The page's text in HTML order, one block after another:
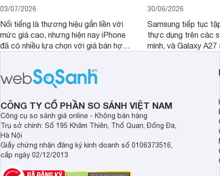
03/07/2026
Nổi tiếng là thương hiệu gắn liền với
mức giá cao, nhưng hiện nay iPhone
đã có nhiều lựa chọn với giá bán hợp
cận sản phẩm chính hãng.
30/06/2026
Samsung tiếp tục
thực dụng trên các
mình, và Galaxy
tới cho người dùng
lượng với nhiều
CÔNG TY CỔ PHẦN SO SÁNH VIỆT NAM
Công cụ so sánh giá online - Không bán hàng
Trụ sở chính: Số 195 Khâm Thiên, Thổ Quan, Đống Đa,
Hà Nội
Giấy chứng nhận đăng ký kinh doanh số 0106373516,
cấp ngày 02/12/2013